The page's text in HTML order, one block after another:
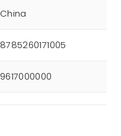
China
8785260171005
9617000000